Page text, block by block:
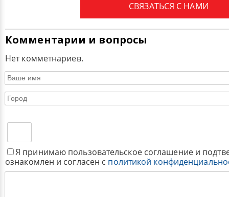
СВЯЗАТЬСЯ С НАМИ
Комментарии и вопросы
Нет комметнариев.
Я принимаю пользовательское соглашение и
ознакомлен и согласен с политикой